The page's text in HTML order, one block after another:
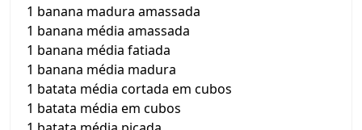
1 banana madura amassada
1 banana média amassada
1 banana média fatiada
1 banana média madura
1 batata média cortada em cubos
1 batata média em cubos